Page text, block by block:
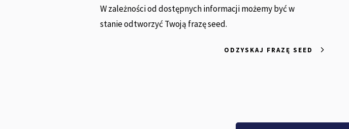
W zależności od dostępnych informacji możemy być w
stanie odtworzyć Twoją frazę seed.
ODZYSKAJ FRAZĘ SEED